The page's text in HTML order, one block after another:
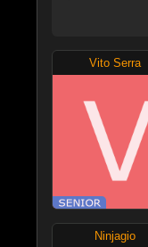
Vito Serra
Ninjagio